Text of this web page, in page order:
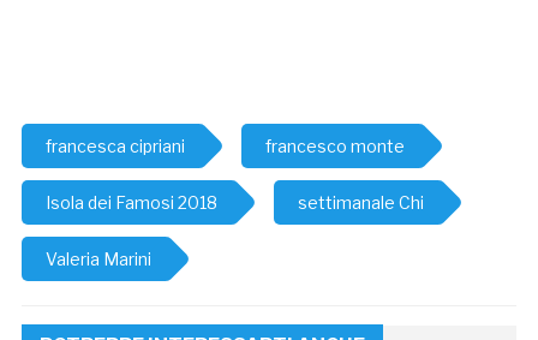
francesca cipriani francesco monte
Isola dei Famosi 2018 settimanale Chi
Valeria Marini